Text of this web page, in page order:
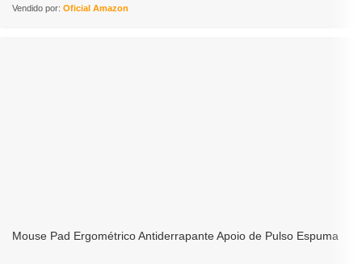
Vendido por: Oficial Amazon
Mouse Pad Ergométrico Antiderrapante Apoio de Pulso Espuma